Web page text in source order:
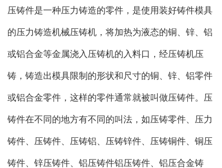
压铸件是一种压力铸造的零件，是使用装好铸件模具
的压力铸造机械压铸机，将加热为液态的铜、锌、铝
或铝合金等金属浇入压铸机的入料口，经压铸机压
铸，铸造出模具限制的形状和尺寸的铜、锌、铝零件
或铝合金零件，这样的零件通常就被叫做压铸件。压
铸件在不同的地方有不同的叫法，如压铸零件、压力
铸件、压铸件、压铸铝、压铸锌件、压铸铜件、铜压
铸件、锌压铸件、铝压铸件铝压铸件、铝压合金铸